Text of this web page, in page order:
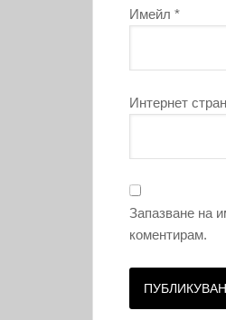
Имейл *
Интернет
Запазване на
коментирам.